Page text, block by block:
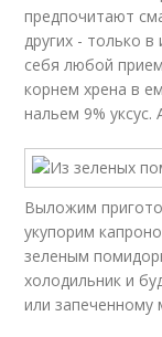
предпочитают
других - только
себя любой
корнем хрена в
нальем 9%
Выложим
укупорим
зеленым
холодильник и
или запеченному